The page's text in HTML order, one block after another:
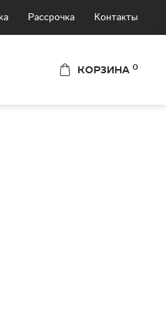
Рассрочка Контакты
КОРЗИНА 0